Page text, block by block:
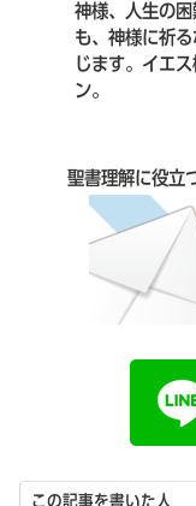
神様、人生の
も、神様に祈
じます。イエ
ン。
聖書理解に役立
この記事を書いた人